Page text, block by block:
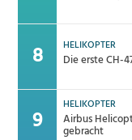
HELIKOPTER
Die erste CH-
HELIKOPTER
Airbus
gebracht